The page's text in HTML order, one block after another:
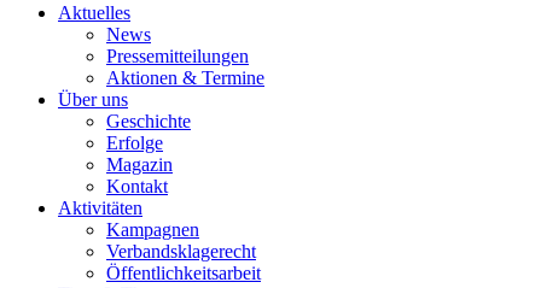
Aktuelles
News
Pressemitteilungen
Aktionen & Termine
Über uns
Geschichte
Erfolge
Magazin
Kontakt
Aktivitäten
Kampagnen
Verbandsklagerecht
Öffentlichkeitsarbeit